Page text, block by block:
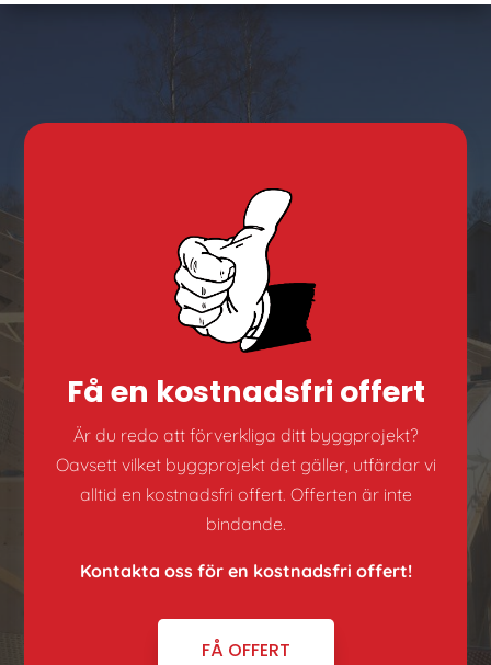
Få en kostnadsfri offert
Är du redo att förverkliga ditt byggprojekt?
Oavsett vilket byggprojekt det gäller, utfärdar vi
alltid en kostnadsfri offert. Offerten är inte
bindande.
Kontakta oss för en kostnadsfri offert!
FÅ OFFERT